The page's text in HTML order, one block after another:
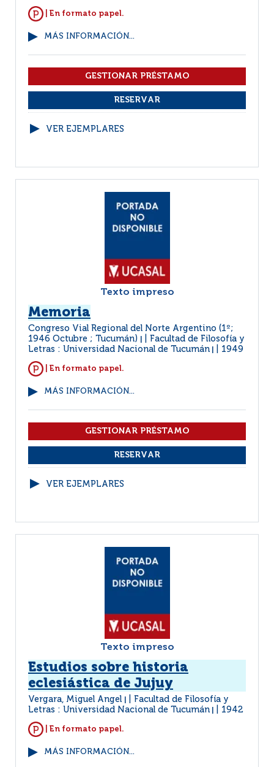
| En formato papel.
MÁS INFORMACIÓN...
VER EJEMPLARES
Texto impreso
Memoria
Congreso Vial Regional del Norte Argentino (1º;
1946 Octubre ; Tucumán)
Facultad de Filosofía y
Letras : Universidad Nacional de Tucumán
1949
| En formato papel.
MÁS INFORMACIÓN...
VER EJEMPLARES
Texto impreso
Estudios sobre historia
eclesiástica de Jujuy
Vergara, Miguel Angel
Facultad de Filosofía y
Letras : Universidad Nacional de Tucumán
1942
| En formato papel.
MÁS INFORMACIÓN...